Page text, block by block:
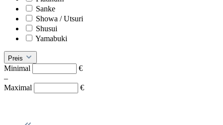
Sanke
Showa / Utsuri
Shusui
Yamabuki
Preis
Minimal
€
–
Maximal
€